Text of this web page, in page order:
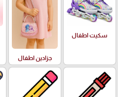
سكيت اطفال
جزادين اطفال